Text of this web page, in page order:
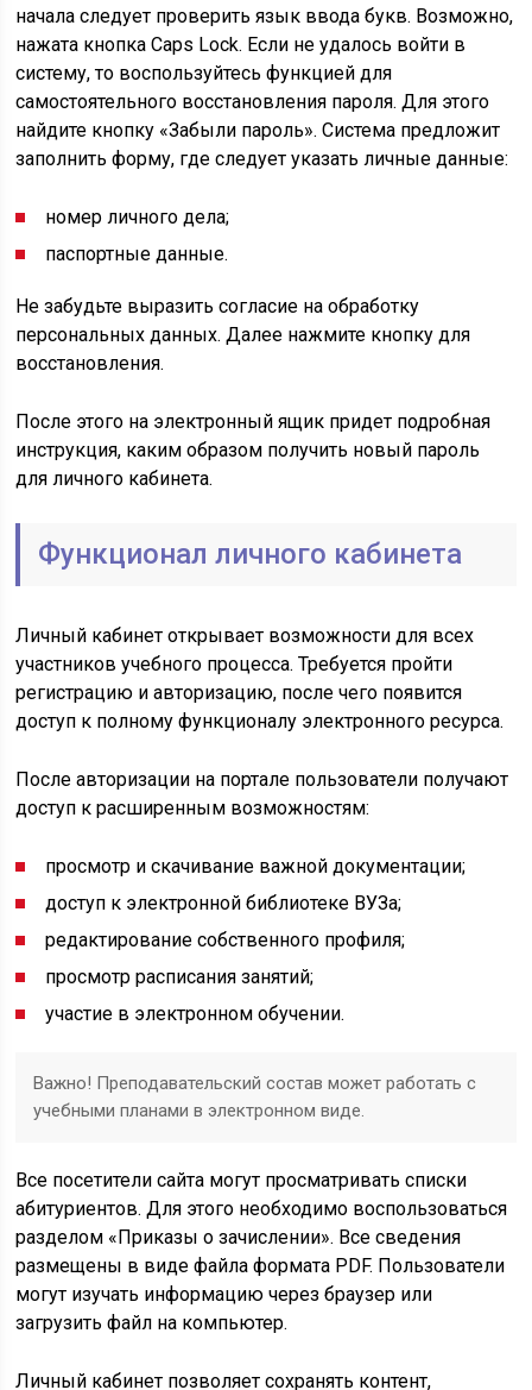
начала следует проверить язык ввода букв. Возможно,
нажата кнопка Caps Lock. Если не удалось войти в
систему, то воспользуйтесь функцией для
самостоятельного восстановления пароля. Для этого
найдите кнопку «Забыли пароль». Система предложит
заполнить форму, где следует указать личные данные:
номер личного дела;
паспортные данные.
Не забудьте выразить согласие на обработку
персональных данных. Далее нажмите кнопку для
восстановления.
После этого на электронный ящик придет подробная
инструкция, каким образом получить новый пароль
для личного кабинета.
Функционал личного кабинета
Личный кабинет открывает возможности для всех
участников учебного процесса. Требуется пройти
регистрацию и авторизацию, после чего появится
доступ к полному функционалу электронного ресурса.
После авторизации на портале пользователи получают
доступ к расширенным возможностям:
просмотр и скачивание важной документации;
доступ к электронной библиотеке ВУЗа;
редактирование собственного профиля;
просмотр расписания занятий;
участие в электронном обучении.
Важно! Преподавательский состав может работать с
учебными планами в электронном виде.
Все посетители сайта могут просматривать списки
абитуриентов. Для этого необходимо воспользоваться
разделом «Приказы о зачислении». Все сведения
размещены в виде файла формата PDF. Пользователи
могут изучать информацию через браузер или
загрузить файл на компьютер.
Личный кабинет позволяет сохранять контент,